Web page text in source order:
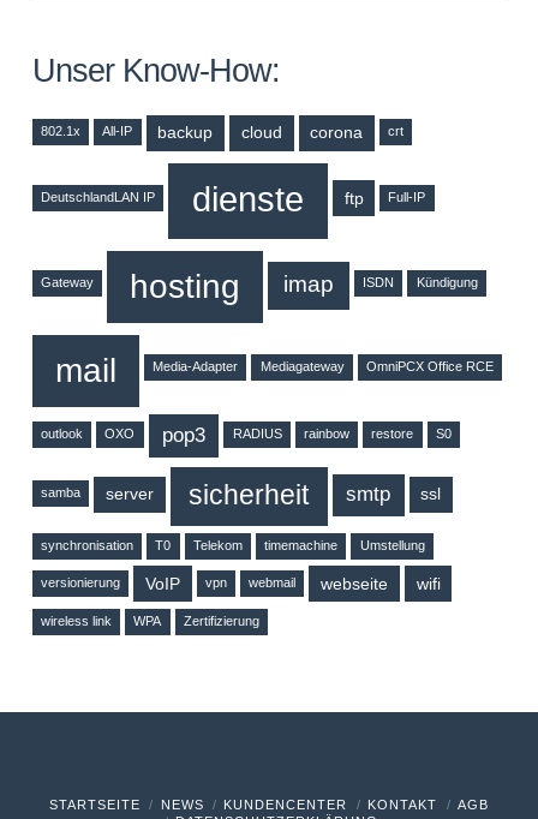
Unser Know-How:
802.1x All-IP backup cloud corona crt
DeutschlandLAN IP dienste ftp Full-IP
Gateway hosting imap ISDN Kündigung
mail Media-Adapter Mediagateway OmniPCX Office RCE
outlook OXO pop3 RADIUS rainbow restore S0
samba server sicherheit smtp ssl
synchronisation T0 Telekom timemachine Umstellung
versionierung VoIP vpn webmail webseite wifi
wireless link WPA Zertifizierung
STARTSEITE NEWS KUNDENCENTER KONTAKT
AGB